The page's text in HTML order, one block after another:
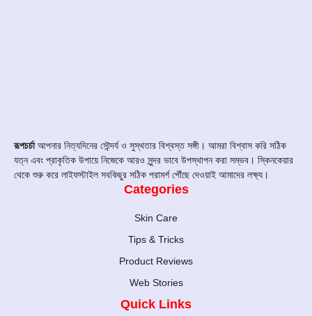
রূপচর্চাআপনার নিত্যদিনের সৌন্দর্য ও সুস্থতার বিশ্বস্ত সঙ্গী। আমরা বিশ্বাস করি সঠিক
যত্ন এবং প্রাকৃতিক উপায়ে নিজেকে আরও সুন্দর ভাবে উপস্থাপন করা সম্ভব। স্কিনকেয়ার
থেকে শুরু করে লাইফস্টাইল সবকিছুর সঠিক পরামর্শ পৌঁছে দেওয়াই আমাদের লক্ষ্য।
Categories
Skin Care
Tips & Tricks
Product Reviews
Web Stories
Quick Links